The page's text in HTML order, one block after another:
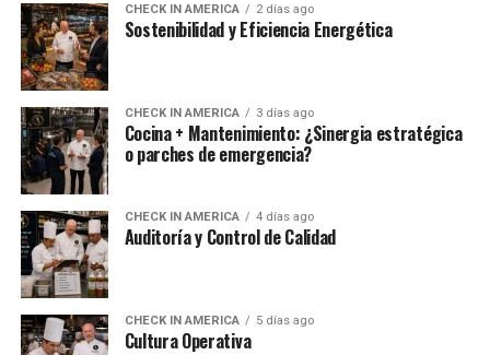
CHECK IN AMERICA 2 días ago
Sostenibilidad y Eficiencia Energética
CHECK IN AMERICA 3 días ago
Cocina + Mantenimiento: ¿Sinergia estratégica
o parches de emergencia?
CHECK IN AMERICA 4 días ago
Auditoría y Control de Calidad
CHECK IN AMERICA 5 días ago
Cultura Operativa